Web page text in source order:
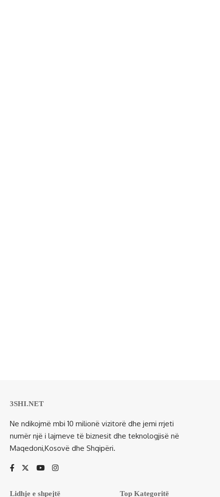
3SHI.NET
Ne ndikojmë mbi 10 milionë vizitorë dhe jemi rrjeti
numër një i lajmeve të biznesit dhe teknologjisë në
Maqedoni,Kosovë dhe Shqipëri.
Lidhje e shpejtë Top Kategoritë